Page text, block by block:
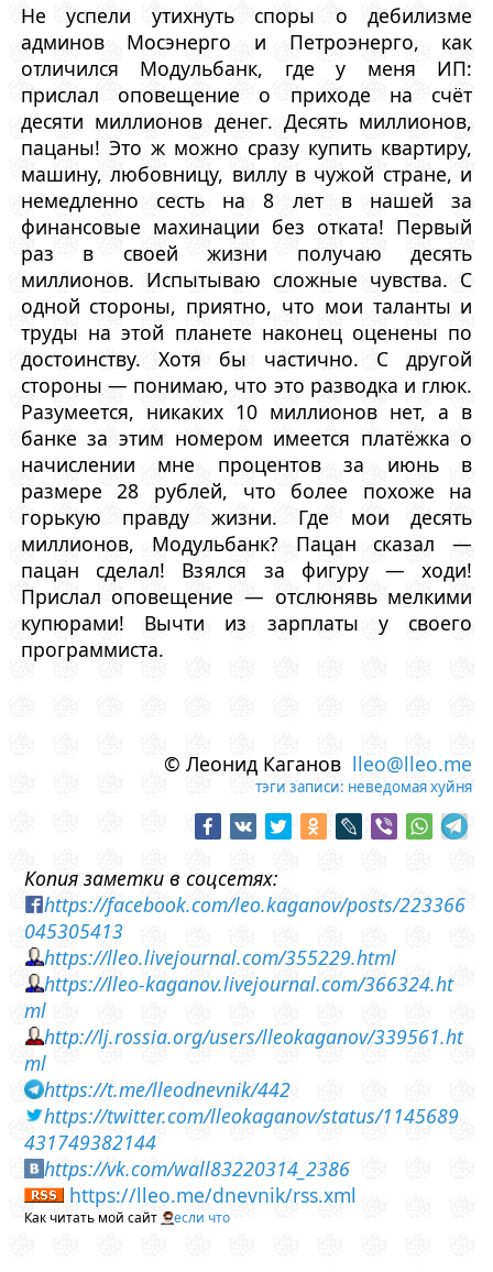
Не успели утихнуть споры о дебилизме
админов Мосэнерго и Петроэнерго, как
отличился Модульбанк, где у меня ИП:
прислал оповещение о приходе на счёт
десяти миллионов денег. Десять миллионов,
пацаны! Это ж можно сразу купить квартиру,
машину, любовницу, виллу в чужой стране, и
немедленно сесть на 8 лет в нашей за
финансовые махинации без отката! Первый
раз в своей жизни получаю десять
миллионов. Испытываю сложные чувства. С
одной стороны, приятно, что мои таланты и
труды на этой планете наконец оценены по
достоинству. Хотя бы частично. С другой
стороны — понимаю, что это разводка и глюк.
Разумеется, никаких 10 миллионов нет, а в
банке за этим номером имеется платёжка о
начислении мне процентов за июнь в
размере 28 рублей, что более похоже на
горькую правду жизни. Где мои десять
миллионов, Модульбанк? Пацан сказал —
пацан сделал! Взялся за фигуру — ходи!
Прислал оповещение — отслюнявь мелкими
купюрами! Вычти из зарплаты у своего
программиста.
© Леонид Каганов lleo@lleo.me
тэги записи: неведомая хуйня
Копия заметки в соцсетях:
https://facebook.com/leo.kaganov/posts/223366
045305413
https://lleo.livejournal.com/355229.html
https://lleo-kaganov.livejournal.com/366324.ht
ml
http://lj.rossia.org/users/lleokaganov/339561.ht
ml
https://t.me/lleodnevnik/442
https://twitter.com/lleokaganov/status/1145689
431749382144
https://vk.com/wall83220314_2386
https://lleo.me/dnevnik/rss.xml
Как читать мой сайт если что